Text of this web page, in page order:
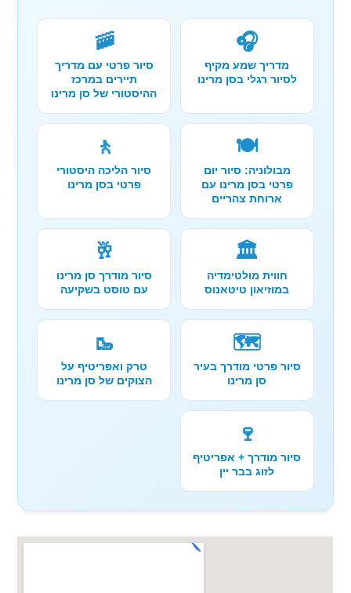
🎧
מדריך שמע מקיף
לסיור רגלי בסן מרינו
🚠
סיור פרטי עם מדריך
תיירים במרכז
ההיסטורי של סן מרינו
🍽️
מבולוניה: סיור יום
פרטי בסן מרינו עם
ארוחת צהריים
🚶
סיור הליכה היסטורי
פרטי בסן מרינו
🏛️
חווית מולטימדיה
במוזיאון טיטאנוס
🥂
סיור מודרך סן מרינו
עם טוסט בשקיעה
🗺️
סיור פרטי מודרך בעיר
סן מרינו
🥾
טרק ואפריטיף על
הצוקים של סן מרינו
🍷
סיור מודרך + אפריטיף
לזוג בבר יין